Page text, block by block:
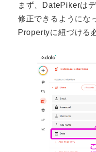
まず、DatePikerは
修正できるようにな
Propertyに紐づける